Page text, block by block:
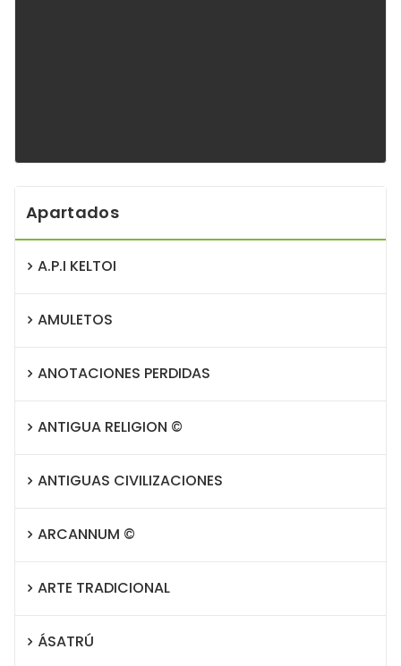
Apartados
A.P.I KELTOI
AMULETOS
ANOTACIONES PERDIDAS
ANTIGUA RELIGION ©
ANTIGUAS CIVILIZACIONES
ARCANNUM ©
ARTE TRADICIONAL
ÁSATRÚ